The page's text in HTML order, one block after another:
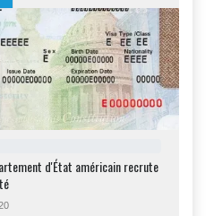
d'État américain recrute